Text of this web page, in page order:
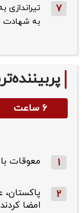
7
تیراندازی
به شهادت
۶ ساعت
1 معوقات
2
پاکستان،
امضا کردند